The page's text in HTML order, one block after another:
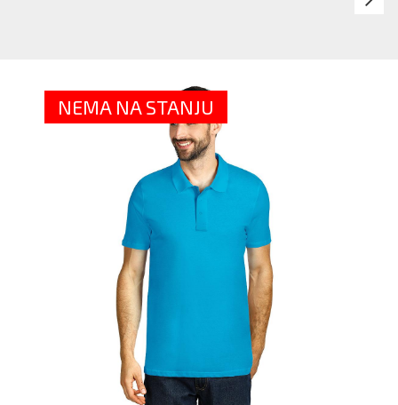
NEMA NA STANJU